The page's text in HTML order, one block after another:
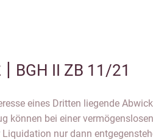
| BGH II ZB 11/21
eines Dritten liegende
können bei einer
Liquidation nur dann